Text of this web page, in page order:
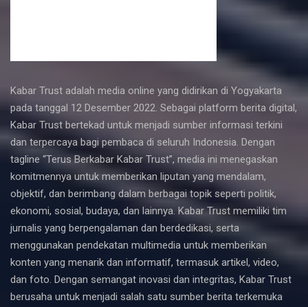
Kabar Trust adalah media online yang didirikan di Yogyakarta
pada tanggal 12 Desember 2022. Sebagai platform berita digital,
Kabar Trust bertekad untuk menjadi sumber informasi terkini
dan terpercaya bagi pembaca di seluruh Indonesia. Dengan
tagline “Terus Berkabar Kabar Trust”, media ini menegaskan
komitmennya untuk memberikan liputan yang mendalam,
objektif, dan berimbang dalam berbagai topik seperti politik,
ekonomi, sosial, budaya, dan lainnya. Kabar Trust memiliki tim
jurnalis yang berpengalaman dan berdedikasi, serta
menggunakan pendekatan multimedia untuk memberikan
konten yang menarik dan informatif, termasuk artikel, video,
dan foto. Dengan semangat inovasi dan integritas, Kabar Trust
berusaha untuk menjadi salah satu sumber berita terkemuka